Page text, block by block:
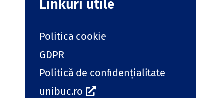
Linkuri utile
Politica cookie
GDPR
Politică de confidențialitate
unibuc.ro